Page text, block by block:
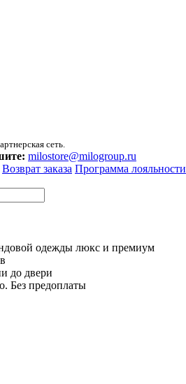
сеть.
milostore@milogroup.ru
Возврат заказа Программа лояльности
одежды люкс и премиум
до двери
Без предоплаты